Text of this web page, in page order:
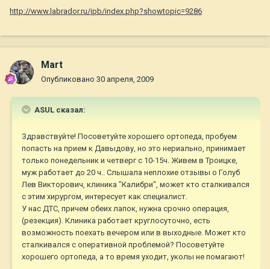
http://www.labrador.ru/ipb/index.php?showtopic=9286
Mart
Опубликовано 30 апреля, 2009
ASUL сказал:
Здравствуйте! Посоветуйте хорошего ортопеда, пробуем
попасть на прием к Давыдову, но это нериально, принимает
только понедельник и четверг с 10-15ч. Живем в Троицке,
муж работает до 20 ч.. Слышала неплохие отзывы о Голуб
Лев Викторович, клиника "Калибри", может кто сталкивался
с этим хирургом, интересует как специалист.
У нас ДТС, причем обеих лапок, нужна срочно операция,
(резекция). Клиника работает круглосуточно, есть
возможность поехать вечером или в выходные. Может кто
сталкивался с оперативной проблемой? Посоветуйте
хорошего ортопеда, а то время уходит, уколы не помагают!